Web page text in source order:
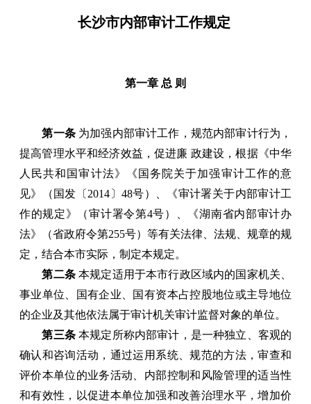
长沙市内部审计工作规定
第一章 总 则
第一条 为加强内部审计工作，规范内部审计行为，
提高管理水平和经济效益，促进廉 政建设，根据《中华
人民共和国审计法》《国务院关于加强审计工作的意
见》（国发〔2014〕48号）、《审计署关于内部审计工
作的规定》（审计署令第4号）、《湖南省内部审计办
法》（省政府令第255号）等有关法律、法规、规章的规
定，结合本市实际，制定本规定。
第二条本规定适用于本市行政区域内的国家机关、
事业单位、国有企业、国有资本占控股地位或主导地位
的企业及其他依法属于审计机关审计监督对象的单位。
第三条本规定所称内部审计，是一种独立、客观的
确认和咨询活动，通过运用系统、规范的方法，审查和
评价本单位的业务活动、内部控制和风险管理的适当性
和有效性，以促进本单位加强和改善治理水平，增加价